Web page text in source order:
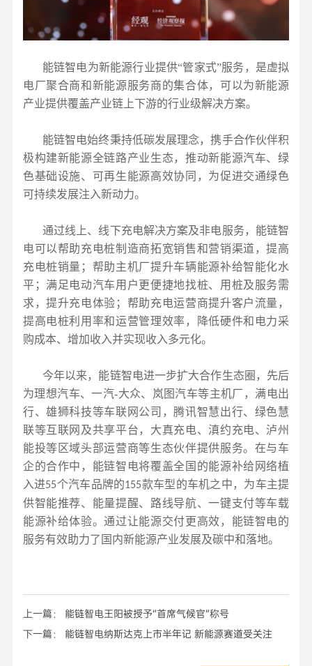
能链智电为新能源行业提供“管家式”服务，是虚拟
电厂聚合商和新能源服务商的集合体，可以为新能源
产业提供覆盖产业链上下游的行业级解决方案。
能链智电始终秉持低碳发展理念，携手合作伙伴积
极构建新能源全链路产业生态，推动新能源汽车、绿
色基础设施、可再生能源高效协同，为促进交通绿色
可持续发展注入新动力。
通过线上、线下充电解决方案及非电服务，能链智
电可以帮助充电桩制造商拓宽销售和营销渠道，提高
充电桩销量；帮助主机厂提升车辆能源补给智能化水
平；满足电动汽车用户更便捷地找桩、用桩及服务需
求，提升充电体验；帮助充电运营商提升客户流量，
提高电桩利用率和运营管理效率，降低硬件和电力采
购成本、增加收入并实现收入多元化。
今年以来，能链智电进一步扩大合作生态圈，先后
为理想汽车、一汽-大众、岚图汽车等主机厂，满电出
行、雄狮科技等车联网公司，腾讯智慧出行、绿色慧
联等互联网及共享平台，大真充电、滇约充电、泸州
能投等区域头部运营商等生态伙伴提供服务。在与车
企的合作中，能链智电将覆盖全国的能源补给网络植
入进55个汽车品牌的155款车型的车机之中，为车主提
供智能推荐、能量提醒、路线导航、一键支付等车载
能源补给体验。通过让能源交付更高效，能链智电的
服务有效助力了国内新能源产业发展及碳中和落地。
上一篇： 能链智电王阳被授予“首席气候官”称号
下一篇： 能链智电纳斯达克上市半年记 新能源赛道受关注